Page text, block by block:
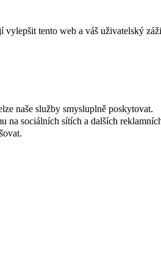
tento web a váš uživatelský
naše služby smysluplně poskytovat.
na sociálních sítích a dalších